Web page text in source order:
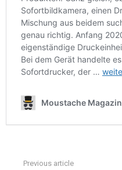
Previous article